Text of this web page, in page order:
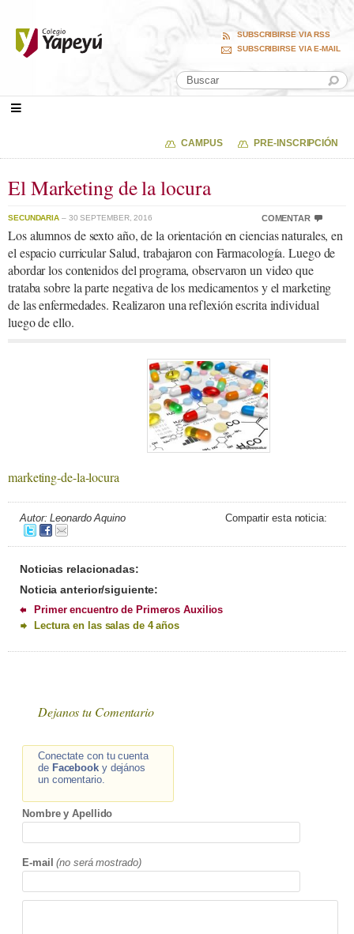
SUBSCRIBIRSE VIA RSS
SUBSCRIBIRSE VIA E-MAIL
CAMPUS PRE-INSCRIPCIÓN
El Marketing de la locura
SECUNDARIA – 30 SEPTEMBER, 2016 COMENTAR
Los alumnos de sexto año, de la orientación en ciencias naturales, en
el espacio curricular Salud, trabajaron con Farmacología. Luego de
abordar los contenidos del programa, observaron un video que
trataba sobre la parte negativa de los medicamentos y el marketing
de las enfermedades. Realizaron una reflexión escrita individual
luego de ello.
marketing-de-la-locura
Autor: Leonardo Aquino Compartir esta noticia:
Noticias relacionadas:
Noticia anterior/siguiente:
Primer encuentro de Primeros Auxilios
Lectura en las salas de 4 años
Dejanos tu Comentario
Conectate con tu cuenta
de Facebooky dejános
un comentario.
Nombre y Apellido
E-mail (no será mostrado)